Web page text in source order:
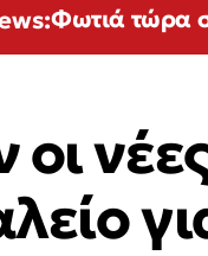
Φωτιά τώρα